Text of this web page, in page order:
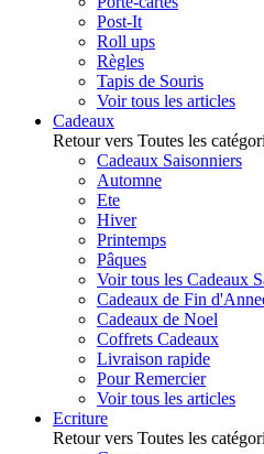
Post-It
Roll ups
Règles
Tapis de Souris
Voir tous les articles
Cadeaux
Retour vers Toutes les
Cadeaux Saisonniers
Automne
Ete
Hiver
Printemps
Pâques
Voir tous les Cadeaux
Cadeaux de Fin
Cadeaux de Noel
Coffrets Cadeaux
Livraison rapide
Pour Remercier
Voir tous les articles
Ecriture
Retour vers Toutes les